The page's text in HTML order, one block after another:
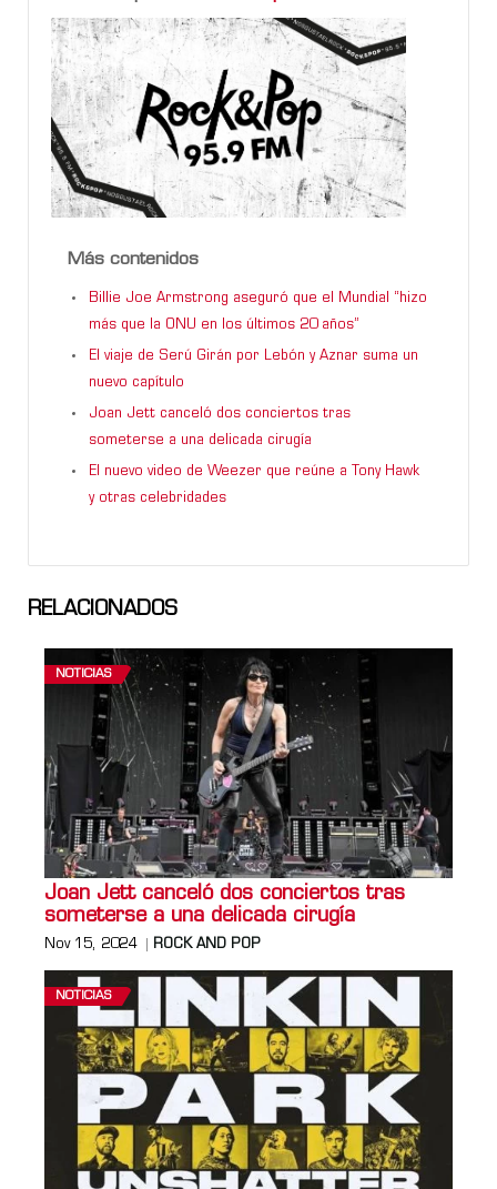
Más contenidos
Billie Joe Armstrong aseguró que el Mundial “hizo
más que la ONU en los últimos 20 años”
El viaje de Serú Girán por Lebón y Aznar suma un
nuevo capítulo
Joan Jett canceló dos conciertos tras
someterse a una delicada cirugía
El nuevo video de Weezer que reúne a Tony Hawk
y otras celebridades
RELACIONADOS
NOTICIAS
Joan Jett canceló dos conciertos tras
someterse a una delicada cirugía
Nov 15, 2024 ROCK AND POP
NOTICIAS